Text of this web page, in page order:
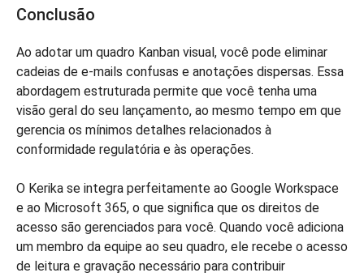
Conclusão
Ao adotar um quadro Kanban visual, você pode eliminar
cadeias de e-mails confusas e anotações dispersas. Essa
abordagem estruturada permite que você tenha uma
visão geral do seu lançamento, ao mesmo tempo em que
gerencia os mínimos detalhes relacionados à
conformidade regulatória e às operações.
O Kerika se integra perfeitamente ao Google Workspace
e ao Microsoft 365, o que significa que os direitos de
acesso são gerenciados para você. Quando você adiciona
um membro da equipe ao seu quadro, ele recebe o acesso
de leitura e gravação necessário para contribuir